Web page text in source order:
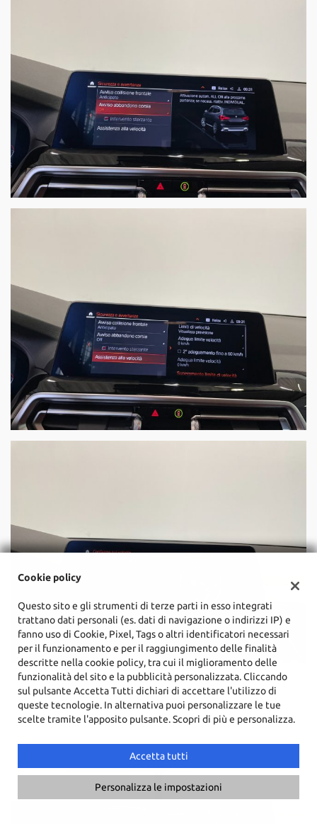
Chiama Contatta un consulente
Cookie policy
Questo sito e gli strumenti di terze parti in esso integrati
trattano dati personali (es. dati di navigazione o indirizzi IP) e
fanno uso di Cookie, Pixel, Tags o altri identificatori necessari
per il funzionamento e per il raggiungimento delle finalità
descritte nella cookie policy, tra cui il miglioramento delle
funzionalità del sito e la pubblicità personalizzata. Cliccando
sul pulsante Accetta Tutti dichiari di accettare l'utilizzo di
queste tecnologie. In alternativa puoi personalizzare le tue
scelte tramite l'apposito pulsante. Scopri di più e personalizza.
Accetta tutti
Personalizza le impostazioni